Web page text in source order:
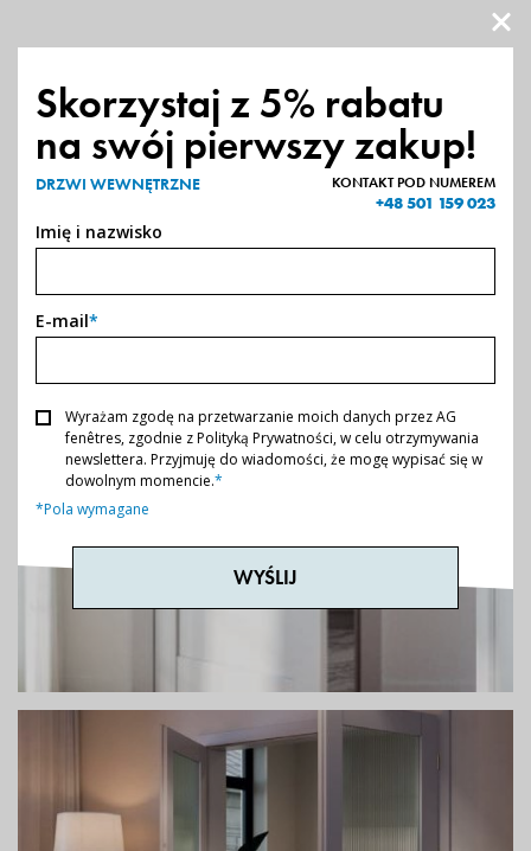
PRODUKTY
NASZE REALIZACJE
ZOSTAŃ PARTNEREM
STRONA GŁÓWNA - DRZWI WEWNĘTRZNE
Skorzystaj z 5% rabatu
na swój pierwszy zakup!
DRZWI WEWNĘTRZNE KONTAKT POD NUMEREM
+48 501 159 023
Imię i nazwisko
E-mail*
Wyrażam zgodę na przetwarzanie moich danych przez AG
fenêtres, zgodnie z Polityką Prywatności, w celu otrzymywania
newslettera. Przyjmuję do wiadomości, że mogę wypisać się w
dowolnym momencie.*
*Pola wymagane